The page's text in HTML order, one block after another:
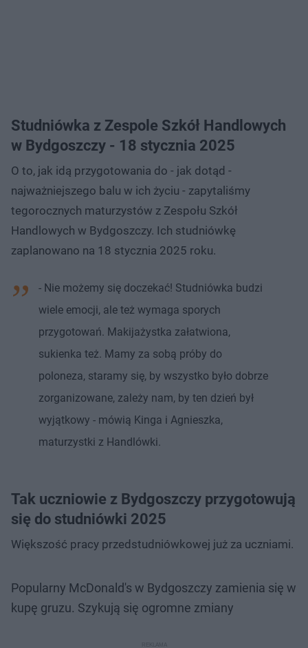
Studniówka z Zespole Szkół Handlowych
w Bydgoszczy - 18 stycznia 2025
O to, jak idą przygotowania do - jak dotąd -
najważniejszego balu w ich życiu - zapytaliśmy
tegorocznych maturzystów z Zespołu Szkół
Handlowych w Bydgoszczy. Ich studniówkę
zaplanowano na 18 stycznia 2025 roku.
- Nie możemy się doczekać! Studniówka budzi
wiele emocji, ale też wymaga sporych
przygotowań. Makijażystka załatwiona,
sukienka też. Mamy za sobą próby do
poloneza, staramy się, by wszystko było dobrze
zorganizowane, zależy nam, by ten dzień był
wyjątkowy - mówią Kinga i Agnieszka,
maturzystki z Handlówki.
Tak uczniowie z Bydgoszczy przygotowują
się do studniówki 2025
Większość pracy przedstudniówkowej już za uczniami.
Popularny McDonald's w Bydgoszczy zamienia się w
kupę gruzu. Szykują się ogromne zmiany